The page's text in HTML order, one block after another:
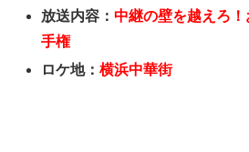
放送内容：中継の壁を越えろ
手権
ロケ地：横浜中華街